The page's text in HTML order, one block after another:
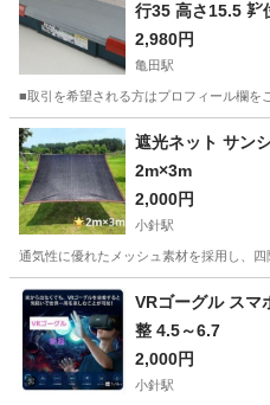
行35 高さ15.5 ㌢
ク
2,980円
亀田駅
■取引を希望される方はプロフィール欄を
新潟 新潟市 亀田駅 その他
遮光ネット サン
2m×3m
2,000円
小針駅
通気性に優れたメッシュ素材を採用し、
新潟 新潟市 小針駅
VRゴーグル スマ
整 4.5～6.7
2,000円
小針駅